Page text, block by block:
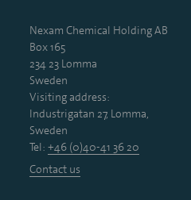
Nexam Chemical Holding AB
Box 165
234 23 Lomma
Sweden
Visiting address:
Industrigatan 27, Lomma,
Sweden
Tel: +46 (0)40-41 36 20
Contact us